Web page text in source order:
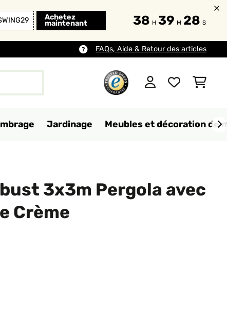
Achetez
maintenant 38 H 39 M 27 S
FAQs, Aide & Retour des articles
Jardinage Meubles et décoration de
3x3m Pergola avec
Crème